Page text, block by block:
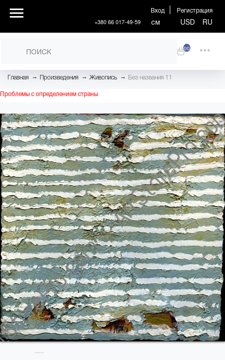
Вход Регистрация
+380 66 017-49-59 см USD RU
00
Главная → Произведения → Живопись → Без названия 11
Проблемы с определением страны